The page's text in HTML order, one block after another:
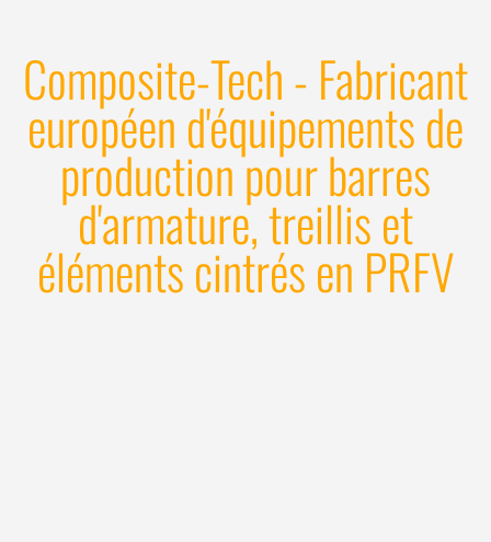
Composite-Tech - Fabricant
européen d'équipements de
production pour barres
d'armature, treillis et
éléments cintrés en PRFV